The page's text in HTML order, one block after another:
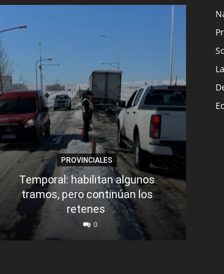
PROVINCIALES
Temporal: habilitan algunos
tramos, pero continúan los
retenes
0